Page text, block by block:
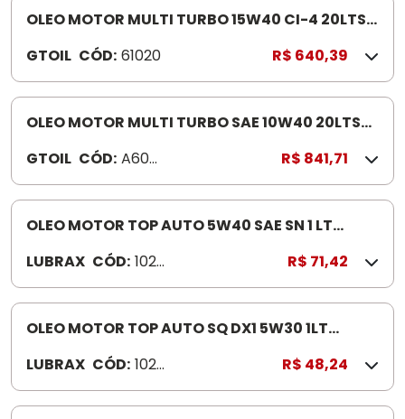
OLEO MOTOR MULTI TURBO 15W40 CI-4 20LTS
GTOIL CÓD: 61020 R$ 640,39
OLEO MOTOR MULTI TURBO SAE 10W40 20LTS
GTOIL CÓD: A602
0
R$ 841,71
OLEO MOTOR TOP AUTO 5W40 SAE SN 1 LT
BENZ 2011/PARA 10KM
LUBRAX CÓD: 102
674
4
R$ 71,42
OLEO MOTOR TOP AUTO SQ DX1 5W30 1LT
2010/10M KM
LUBRAX CÓD: 102
674
9
R$ 48,24